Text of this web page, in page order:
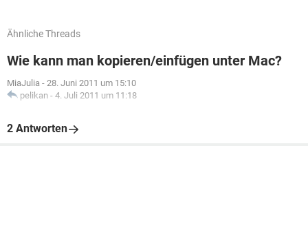
Ähnliche Threads
Wie kann man kopieren/einfügen unter Mac?
MiaJulia - 28. Juni 2011 um 15:10
pelikan - 4. Juli 2011 um 11:18
2 Antworten